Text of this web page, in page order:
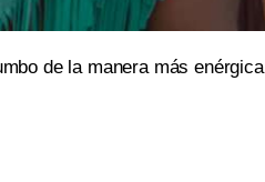
de la manera más enérgica